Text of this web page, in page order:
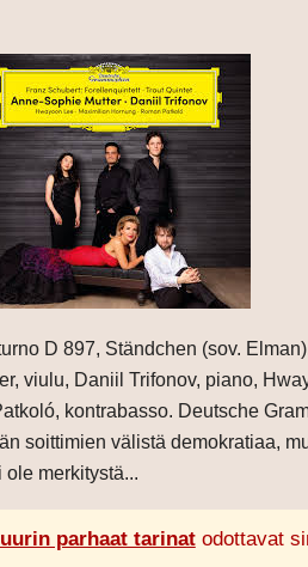
D 897, Ständchen (sov.
viulu, Daniil Trifonov, piano,
kontrabasso. Deutsche
soittimien välistä demokratiaa,
merkitystä...
parhaat tarinatodottavat